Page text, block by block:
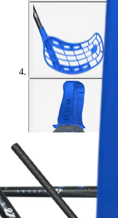
Fat Pipe
Fat Pipe